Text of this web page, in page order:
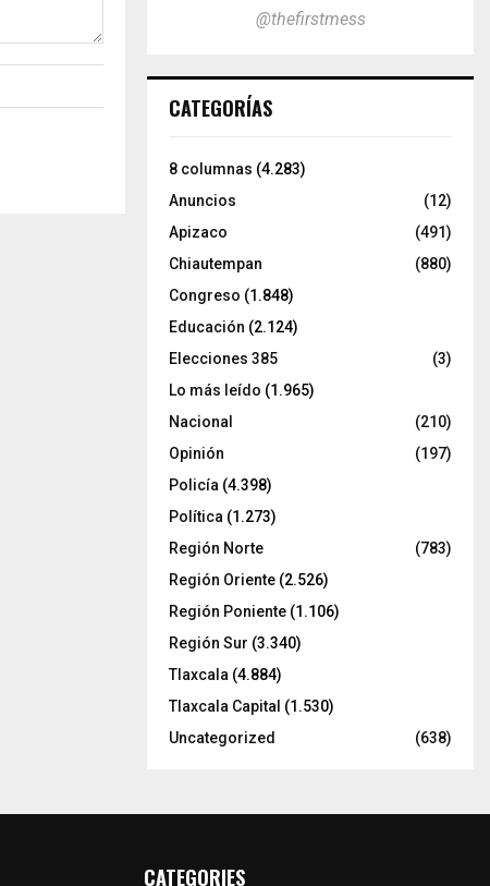
@thefirstmess
CATEGORÍAS
8 columnas (4.283)
Anuncios
(12)
Apizaco
(491)
Chiautempan
(880)
Congreso (1.848)
Educación (2.124)
Elecciones 385
(3)
Lo más leído (1.965)
Nacional
(210)
Opinión
(197)
Policía (4.398)
Política (1.273)
Región Norte
(783)
Región Oriente (2.526)
Región Poniente (1.106)
Región Sur (3.340)
Tlaxcala (4.884)
Tlaxcala Capital (1.530)
Uncategorized
(638)
CATEGORIES